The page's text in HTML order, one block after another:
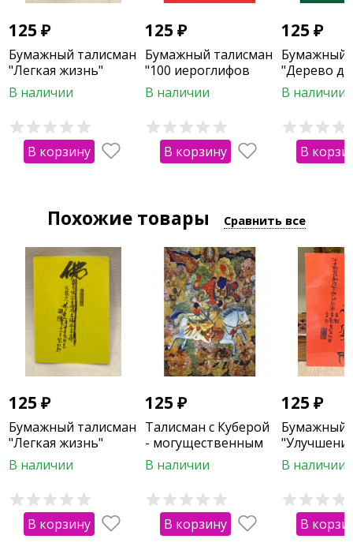
125₽
Бумажный талисман
"Легкая жизнь"
В наличии
В корзину
125₽
Бумажный талисман
"100 иероглифов
счастья"
В наличии
В корзину
125₽
Бумажный
"Дерево
и
В наличии
В
Похожие товары Сравнить все
125₽
Бумажный талисман
"Легкая жизнь"
В наличии
В корзину
125₽
Талисман с Куберой
- могущественным
богом богатства
В наличии
В корзину
125₽
Бумажный
В наличии
В